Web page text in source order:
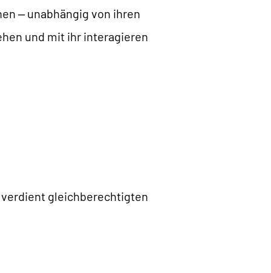
– unabhängig von ihren
und mit ihr interagieren
gleichberechtigten